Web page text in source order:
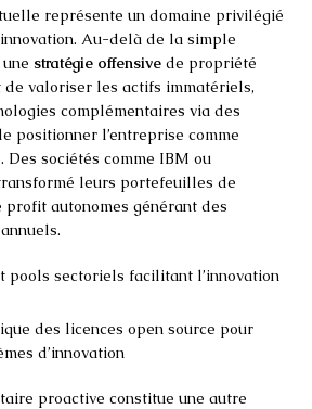
représente un domaine privilégié
Au-delà de la simple
stratégie offensive de propriété
valoriser les actifs immatériels,
complémentaires via des
positionner l’entreprise comme
Des sociétés comme IBM ou
leurs portefeuilles de
profit autonomes générant des
pools sectoriels facilitant l’innovation
des licences open source pour
d’innovation
proactive constitue une autre